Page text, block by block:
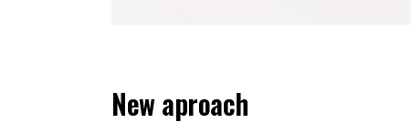
New aproach